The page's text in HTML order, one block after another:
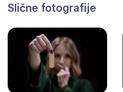
Slične fotografije